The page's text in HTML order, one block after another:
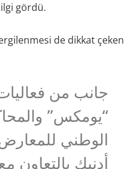
ilgi gördü.
de dikkat çeken
جانب من
أدنيك بالتعاون